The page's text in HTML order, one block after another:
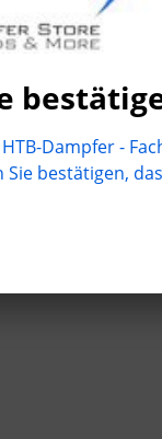
Dampfer -
Sie bestätigen,